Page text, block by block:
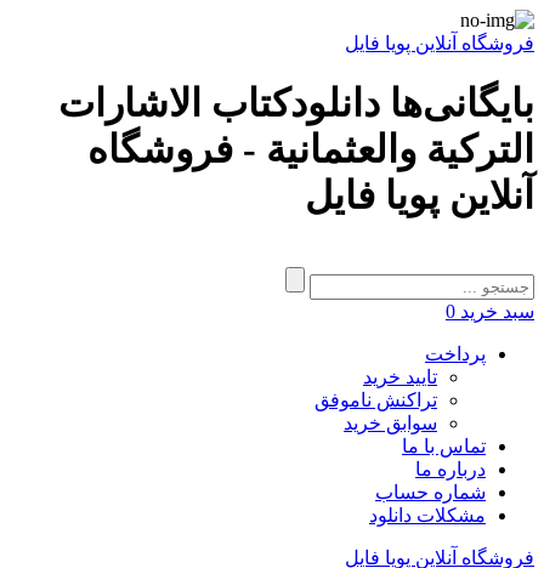
فروشگاه آنلاین پویا فایل
بایگانی‌ها دانلودكتاب الاشارات
التركية والعثمانية - فروشگاه
آنلاین پویا فایل
سبد خرید 0
پرداخت
تایید خرید
تراکنش ناموفق
سوابق خرید
تماس با ما
درباره ما
شماره حساب
مشکلات دانلود
فروشگاه آنلاین پویا فایل